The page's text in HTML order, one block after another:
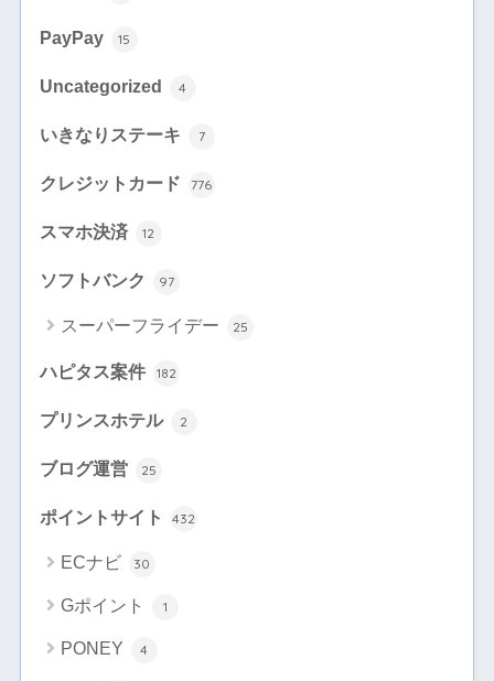
PayPay 15
Uncategorized 4
いきなりステーキ 7
クレジットカード 776
スマホ決済 12
ソフトバンク 97
スーパーフライデー 25
ハピタス案件 182
プリンスホテル 2
ブログ運営 25
ポイントサイト 432
ECナビ 30
Gポイント 1
PONEY 4